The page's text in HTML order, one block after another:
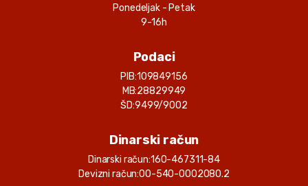
Ponedeljak - Petak
9-16h
Podaci
PIB:109849156
MB:28829949
ŠD:9499/9002
Dinarski račun
Dinarski račun:160-467311-84
Devizni račun:00-540-0002080.2